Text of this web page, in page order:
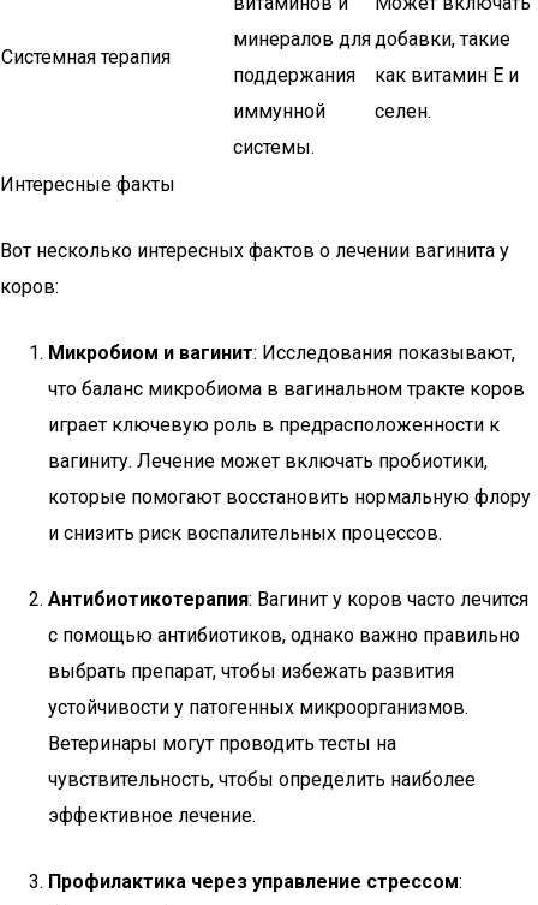
Системная терапия
минералов для
поддержания
иммунной
системы.
добавки, такие
как витамин E и
селен.
Интересные факты
Вот несколько интересных фактов о лечении вагинита у
коров:
Микробиом и вагинит: Исследования показывают,
что баланс микробиома в вагинальном тракте коров
играет ключевую роль в предрасположенности к
вагиниту. Лечение может включать пробиотики,
которые помогают восстановить нормальную флору
и снизить риск воспалительных процессов.
Антибиотикотерапия: Вагинит у коров часто лечится
с помощью антибиотиков, однако важно правильно
выбрать препарат, чтобы избежать развития
устойчивости у патогенных микроорганизмов.
Ветеринары могут проводить тесты на
чувствительность, чтобы определить наиболее
эффективное лечение.
Профилактика через управление стрессом: